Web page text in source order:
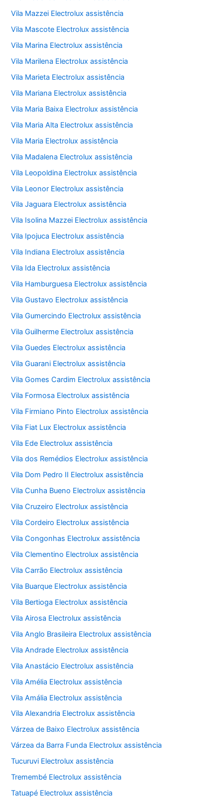
Vila Mazzei Electrolux assistência
Vila Mascote Electrolux assistência
Vila Marina Electrolux assistência
Vila Marilena Electrolux assistência
Vila Marieta Electrolux assistência
Vila Mariana Electrolux assistência
Vila Maria Baixa Electrolux assistência
Vila Maria Alta Electrolux assistência
Vila Maria Electrolux assistência
Vila Madalena Electrolux assistência
Vila Leopoldina Electrolux assistência
Vila Leonor Electrolux assistência
Vila Jaguara Electrolux assistência
Vila Isolina Mazzei Electrolux assistência
Vila Ipojuca Electrolux assistência
Vila Indiana Electrolux assistência
Vila Ida Electrolux assistência
Vila Hamburguesa Electrolux assistência
Vila Gustavo Electrolux assistência
Vila Gumercindo Electrolux assistência
Vila Guilherme Electrolux assistência
Vila Guedes Electrolux assistência
Vila Guarani Electrolux assistência
Vila Gomes Cardim Electrolux assistência
Vila Formosa Electrolux assistência
Vila Firmiano Pinto Electrolux assistência
Vila Fiat Lux Electrolux assistência
Vila Ede Electrolux assistência
Vila dos Remédios Electrolux assistência
Vila Dom Pedro II Electrolux assistência
Vila Cunha Bueno Electrolux assistência
Vila Cruzeiro Electrolux assistência
Vila Cordeiro Electrolux assistência
Vila Congonhas Electrolux assistência
Vila Clementino Electrolux assistência
Vila Carrão Electrolux assistência
Vila Buarque Electrolux assistência
Vila Bertioga Electrolux assistência
Vila Airosa Electrolux assistência
Vila Anglo Brasileira Electrolux assistência
Vila Andrade Electrolux assistência
Vila Anastácio Electrolux assistência
Vila Amélia Electrolux assistência
Vila Amália Electrolux assistência
Vila Alexandria Electrolux assistência
Várzea de Baixo Electrolux assistência
Várzea da Barra Funda Electrolux assistência
Tucuruvi Electrolux assistência
Tremembé Electrolux assistência
Tatuapé Electrolux assistência